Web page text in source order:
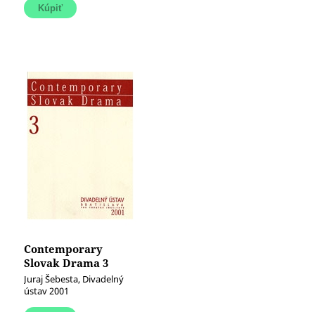
Contemporary
Slovak Drama 3
Juraj Šebesta, Divadelný
ústav 2001